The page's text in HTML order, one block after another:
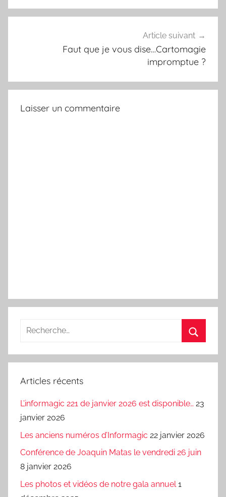
l
Article suivant
Faut que je vous dise…Cartomagie
impromptue ?
Laisser un commentaire
Recherche
:
Articles récents
L’informagic 221 de janvier 2026 est disponible… 23
janvier 2026
Les anciens numéros d’Informagic 22 janvier 2026
Conférence de Joaquin Matas le vendredi 26 juin
8 janvier 2026
Les photos et vidéos de notre gala annuel 1